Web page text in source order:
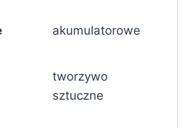
akumulatorowe
tworzywo
sztuczne